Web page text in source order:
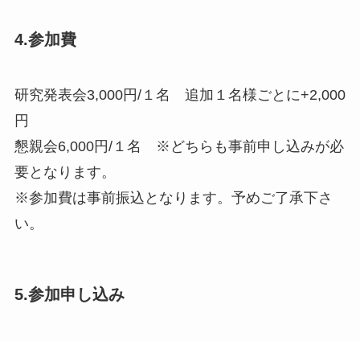
4.参加費
研究発表会3,000円/１名 追加１名様ごとに+2,000
円
懇親会6,000円/１名 ※どちらも事前申し込みが必
要となります。
※参加費は事前振込となります。予めご了承下さ
い。
5.参加申し込み